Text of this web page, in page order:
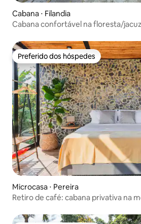
Cabana ⋅ Filandia
Cabana confortável na floresta/
Preferido dos hóspedes
Preferido dos hóspedes
Microcasa ⋅ Pereira
Retiro de café: cabana privativa na